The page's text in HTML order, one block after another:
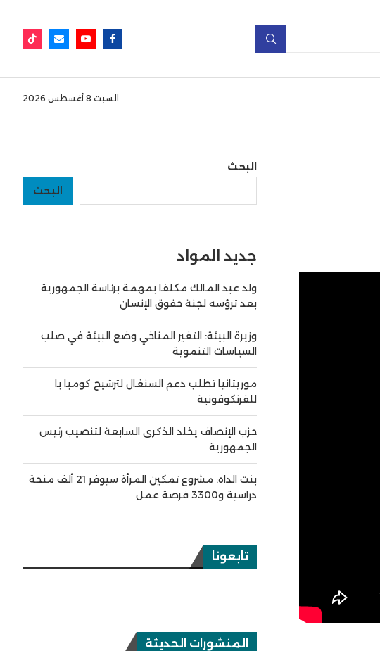
السبت 8 أغسطس 2026
البحث
البحث
جديد المواد
ولد عبد المالك مكلفا بمهمة برئاسة الجمهورية
بعد ترؤسه لجنة حقوق الإنسان
وزيرة البيئة: التغير المناخي وضع البيئة في صلب
السياسات التنموية
موريتانيا تطلب دعم السنغال لترشيح كومبا با
للفرنكوفونية
حزب الإنصاف يخلد الذكرى السابعة لتنصيب رئيس
الجمهورية
بنت الداه: مشروع تمكين المرأة سيوفر 21 ألف منحة
دراسية و3300 فرصة عمل
تابعونا
المنشورات الحديثة